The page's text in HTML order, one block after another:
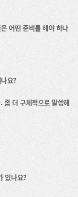
어떤 준비를 해야 하나
요?
좀 더 구체적으로 말씀해
있나요?